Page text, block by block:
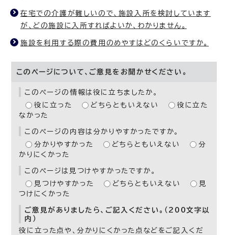
在宅での介護が難しいので、施設入所を検討しています
が、どの施設に入所すればよいか、わかりません。
施設を利用する際の費用のめやすはどのくらいですか。
このページについて、ご意見をお聞かせください。
このページの情報は役に立ちましたか。
役に立った
どちらともいえない
役に立た
なかった
このページの内容は分かりやすかったですか。
分かりやすかった
どちらともいえない
分
かりにくかった
このページは見つけやすかったですか。
見つけやすかった
どちらともいえない
見
つけにくかった
ご意見がありましたら、ご記入ください。（200文字以
内）
役に立った点や、分かりにくかった点などをご記入くだ